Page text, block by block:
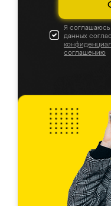
Я соглашаюсь
данных
соглашению